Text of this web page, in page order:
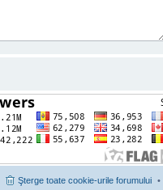
Şterge toate cookie-urile forumului